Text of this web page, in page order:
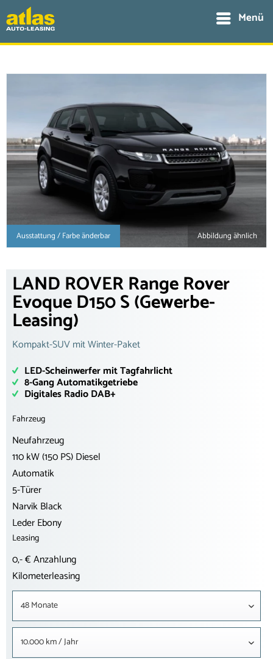
Menü
Abbildung ähnlich
Ausstattung / Farbe änderbar
LAND ROVER Range Rover
Evoque D150 S (Gewerbe-
Leasing)
Kompakt-SUV mit Winter-Paket
LED-Scheinwerfer mit Tagfahrlicht
8-Gang Automatikgetriebe
Digitales Radio DAB+
Fahrzeug
Neufahrzeug
110 kW (150 PS) Diesel
Automatik
5-Türer
Narvik Black
Leder Ebony
Leasing
0,- € Anzahlung
Kilometerleasing
48 Monate
10.000 km / Jahr